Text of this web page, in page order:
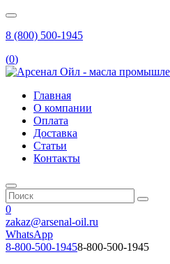
8 (800) 500-1945
(0)
Главная
О компании
Оплата
Доставка
Статьи
Контакты
0
zakaz@arsenal-oil.ru
WhatsApp
8-800-500-19458-800-500-1945